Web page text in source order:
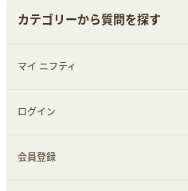
カテゴリーから質問を探す
マイ ニフティ
ログイン
会員登録